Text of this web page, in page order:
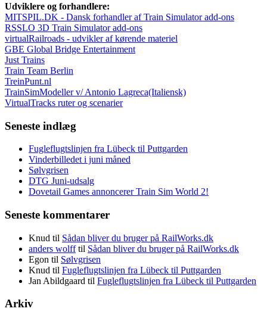
Udviklere og forhandlere:
MITSPIL.DK - Dansk forhandler af Train Simulator add-ons
RSSLO 3D Train Simulator add-ons
virtualRailroads - udvikler af kørende materiel
GBE Global Bridge Entertainment
Just Trains
Train Team Berlin
TreinPunt.nl
TrainSimModeller v/ Antonio Lagreca(Italiensk)
VirtualTracks ruter og scenarier
Seneste indlæg
Fugleflugtslinjen fra Lübeck til Puttgarden
Vinderbilledet i juni måned
Sølvgrisen
DTG Juni-udsalg
Dovetail Games annoncerer Train Sim World 2!
Seneste kommentarer
Knud til Sådan bliver du bruger på RailWorks.dk
anders wolfftil Sådan bliver du bruger på RailWorks.dk
Egon til Sølvgrisen
Knud til Fugleflugtslinjen fra Lübeck til Puttgarden
Jan Abildgaard til Fugleflugtslinjen fra Lübeck til Puttgarden
Arkiv